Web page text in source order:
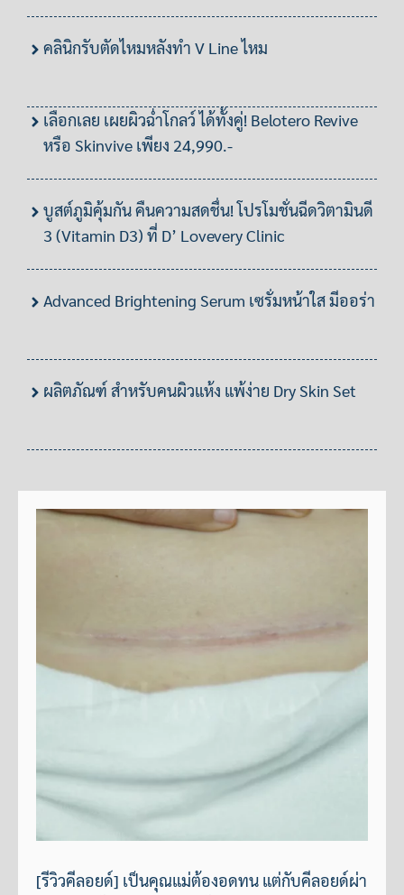
คลินิกรับตัดไหมหลังทำ V Line ไหม
เลือกเลย เผยผิวฉ่ำโกลว์ ได้ทั้งคู่! Belotero Revive
หรือ Skinvive เพียง 24,990.-
บูสต์ภูมิคุ้มกัน คืนความสดชื่น! โปรโมชั่นฉีดวิตามินดี
3 (Vitamin D3) ที่ D’ Lovevery Clinic
Advanced Brightening Serum เซรั่มหน้าใส มีออร่า
ผลิตภัณฑ์ สำหรับคนผิวแห้ง แพ้ง่าย Dry Skin Set
[รีวิวคีลอยด์] เป็นคุณแม่ต้องอดทน แต่กับคีลอยด์ผ่า